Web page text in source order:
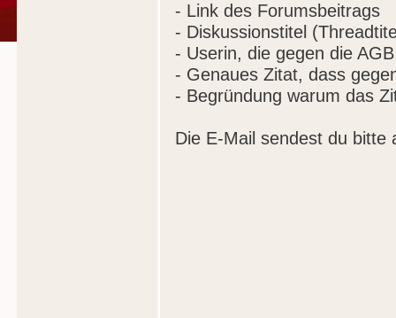
- Link des Forumsbeitrags
- Diskussionstitel
- Userin, die gegen die
- Genaues Zitat, dass
- Begründung warum das
Die E-Mail sendest du bitte